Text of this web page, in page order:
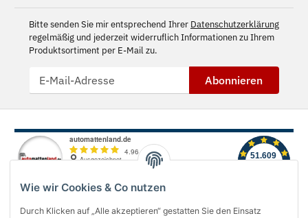
Wie wir Cookies & Co nutzen
Durch Klicken auf „Alle akzeptieren“ gestatten Sie den Einsatz
Bitte senden Sie mir entsprechend Ihrer Datenschutzerklärung
regelmäßig und jederzeit widerruflich Informationen zu Ihrem
Produktsortiment per E-Mail zu.
Abonnieren